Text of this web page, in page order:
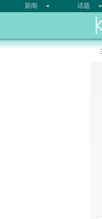
新闻 话题